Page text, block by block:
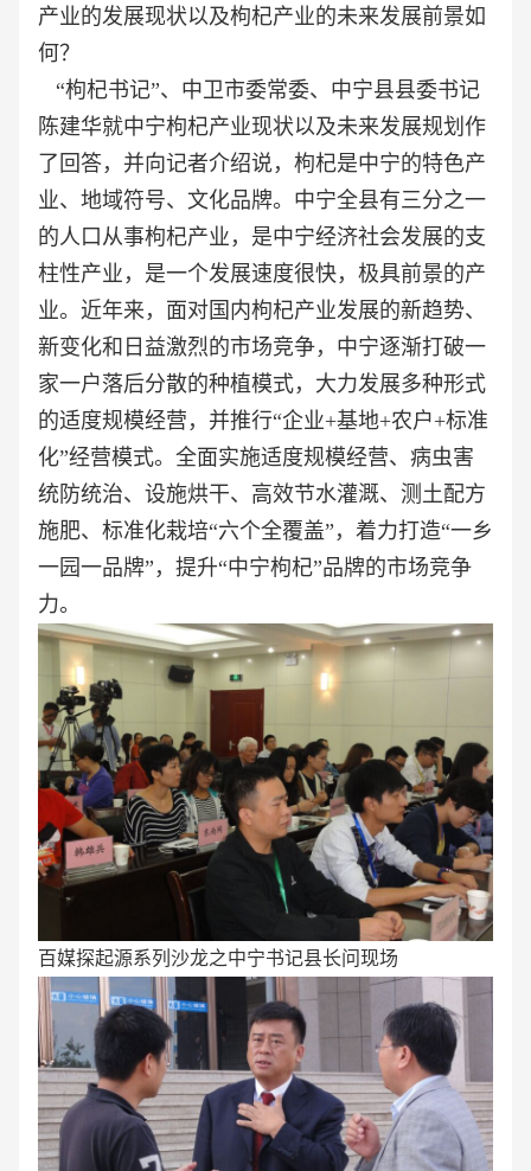
产业的发展现状以及枸杞产业的未来发展前景如
何？
“枸杞书记”、中卫市委常委、中宁县县委书记
陈建华就中宁枸杞产业现状以及未来发展规划作
了回答，并向记者介绍说，枸杞是中宁的特色产
业、地域符号、文化品牌。中宁全县有三分之一
的人口从事枸杞产业，是中宁经济社会发展的支
柱性产业，是一个发展速度很快，极具前景的产
业。近年来，面对国内枸杞产业发展的新趋势、
新变化和日益激烈的市场竞争，中宁逐渐打破一
家一户落后分散的种植模式，大力发展多种形式
的适度规模经营，并推行“企业+基地+农户+标准
化”经营模式。全面实施适度规模经营、病虫害
统防统治、设施烘干、高效节水灌溉、测土配方
施肥、标准化栽培“六个全覆盖”，着力打造“一乡
一园一品牌”，提升“中宁枸杞”品牌的市场竞争
力。
百媒探起源系列沙龙之中宁书记县长问现场